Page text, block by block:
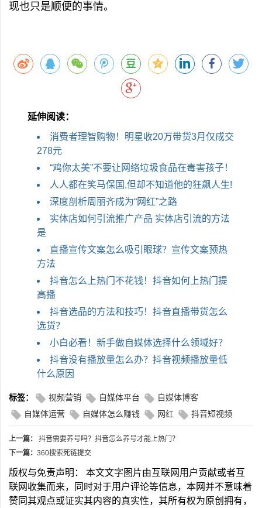
现也只是顺便的事情。
延伸阅读：
消费者理智购物！明星收20万带货3月仅成交
278元
“鸡你太美”不要让网络垃圾食品在毒害孩子！
人人都在笑马保国,但却不知道他的狂飙人生!
深度剖析周丽齐成为“网红”之路
实体店如何引流推广产品 实体店引流的方法
是
直播宣传文案怎么吸引眼球？宣传文案预热
方法
抖音怎么上热门不花钱！抖音如何上热门提
高播
抖音选品的方法和技巧！抖音直播带货怎么
选货？
小白必看！新手做自媒体选择什么领域好？
抖音没有播放量怎么办？抖音视频播放量低
什么原因
标签： 视频营销 自媒体平台
自媒体博客
自媒体运营
自媒体怎么赚钱 网红 抖音短视频
上一篇：
抖音需要养号吗？抖音怎么养号才能上热门？
下一篇： 360搜索死链提交
版权与免责声明： 本文文字图片由互联网用户贡献或者互
联网收集而来，同时对于用户评论等信息，本网并不意味着
赞同其观点或证实其内容的真实性，其所有权为原创拥有，